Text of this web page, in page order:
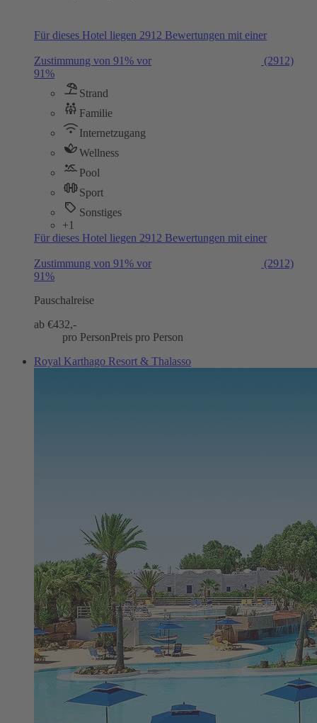
Für dieses Hotel liegen 2912 Bewertungen mit einer
Zustimmung von 91% vor
(2912)
91%
Strand
Familie
Internetzugang
Wellness
Pool
Sport
Sonstiges
+1
Für dieses Hotel liegen 2912 Bewertungen mit einer
Zustimmung von 91% vor
(2912)
91%
Pauschalreise
ab €432,-
pro PersonPreis pro Person
Royal Karthago Resort & Thalasso